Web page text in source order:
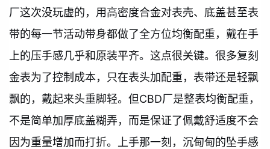
厂这次没玩虚的，用高密度合金对表壳、底盖甚至表
带的每一节活动带身都做了全方位均衡配重，戴在手
上的压手感几乎和原装平齐。这点很关键。很多复刻
金表为了控制成本，只在表头加配重，表带还是轻飘
飘的，戴起来头重脚轻。但CBD厂是整表均衡配重，
不是简单加厚底盖糊弄，而是保证了佩戴舒适度不会
因为重量增加而打折。上手那一刻，沉甸甸的坠手感